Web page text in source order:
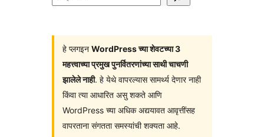
हे प्लगइन WordPress च्या शेवटच्या 3
महत्त्वाच्या प्रमुख पुनर्वितरणांच्या साथी चाचणी
झालेले नाही. हे येथे वापरल्यास सामर्थ्य देणार नाही
किंवा त्या आधारित असु शकते आणि
WordPress च्या अधिक अद्ययावत आवृत्तींसह
वापरताना संगतता समस्यांची शक्यता आहे.